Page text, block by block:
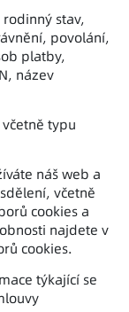
stav,
povolání,
platby,
název
typu
náš web a
včetně
cookies a
najdete v
cookies.
týkající se